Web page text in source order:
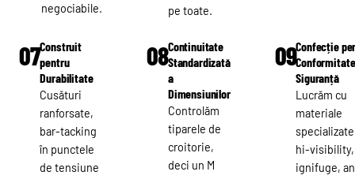
negociabile.
pe toate.
07Construit
pentru
Durabilitate
Cusături
ranforsate,
bar-tacking
în punctele
de tensiune
08Continuitate
Standardizată
a
Dimensiunilor
Controlăm
tiparele de
croitorie,
deci un M
09Confecție
Siguranță
Lucrăm cu
materiale
hi-visibility,
ignifuge,